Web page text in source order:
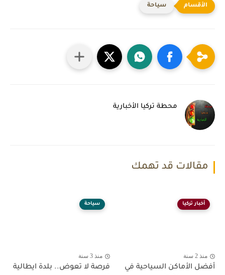
سياحة
محطة تركيا الأخبارية
مقالات قد تهمك
أخبار تركيا
منذ 2 سنة
أفضل الأماكن السياحية في
سياحة
منذ 3 سنة
فرصة لا تعوض.. بلدة ايطالية